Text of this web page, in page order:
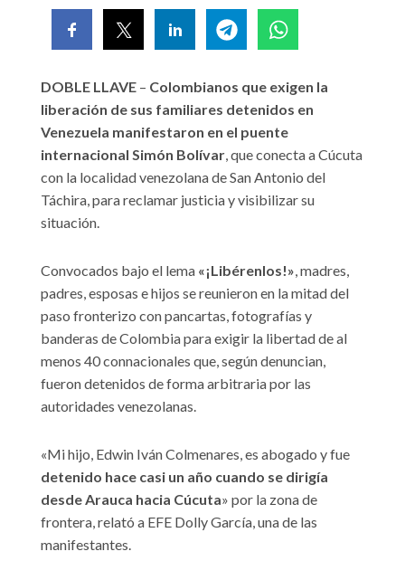
DOBLE LLAVE – Colombianos que exigen la
liberación de sus familiares detenidos en
Venezuela manifestaron en el puente
internacional Simón Bolívar, que conecta a Cúcuta
con la localidad venezolana de San Antonio del
Táchira, para reclamar justicia y visibilizar su
situación.
Convocados bajo el lema «¡Libérenlos!», madres,
padres, esposas e hijos se reunieron en la mitad del
paso fronterizo con pancartas, fotografías y
banderas de Colombia para exigir la libertad de al
menos 40 connacionales que, según denuncian,
fueron detenidos de forma arbitraria por las
autoridades venezolanas.
«Mi hijo, Edwin Iván Colmenares, es abogado y fue
detenido hace casi un año cuando se dirigía
desde Arauca hacia Cúcuta» por la zona de
frontera, relató a EFE Dolly García, una de las
manifestantes.